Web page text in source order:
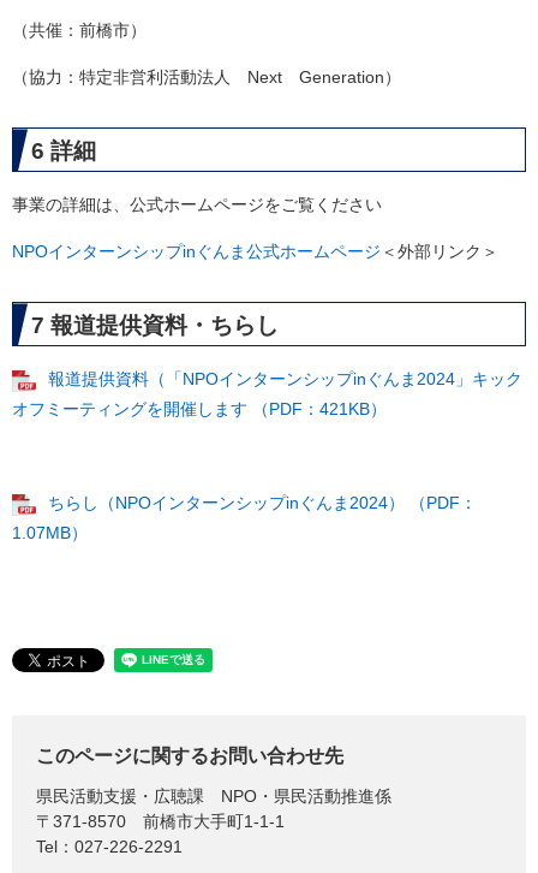
（共催：前橋市）
（協力：特定非営利活動法人 Next Generation）
6 詳細
事業の詳細は、公式ホームページをご覧ください
NPOインターンシップinぐんま公式ホームページ ＜外部リンク＞
7 報道提供資料・ちらし
報道提供資料（「NPOインターンシップinぐんま2024」キック
オフミーティングを開催します （PDF：421KB）
ちらし（NPOインターンシップinぐんま2024） （PDF：
1.07MB）
このページに関するお問い合わせ先
県民活動支援・広聴課
NPO・県民活動推進係
〒371-8570
前橋市大手町1-1-1
Tel：027-226-2291